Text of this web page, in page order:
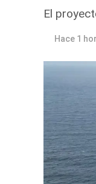
El
Hace 1